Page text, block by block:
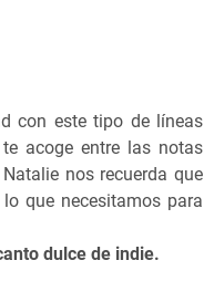
con este tipo de líneas
acoge entre las notas
nos recuerda que
que necesitamos para
dulce de indie.